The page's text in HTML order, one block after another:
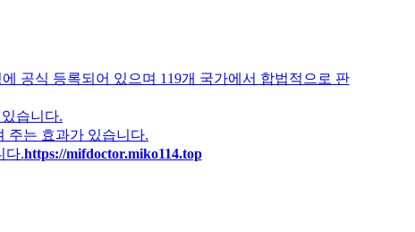
공식 등록되어 있으며 119개 국가에서 합법적으로 판
습니다.
주는 효과가 있습니다.
다.https://mifdoctor.miko114.top